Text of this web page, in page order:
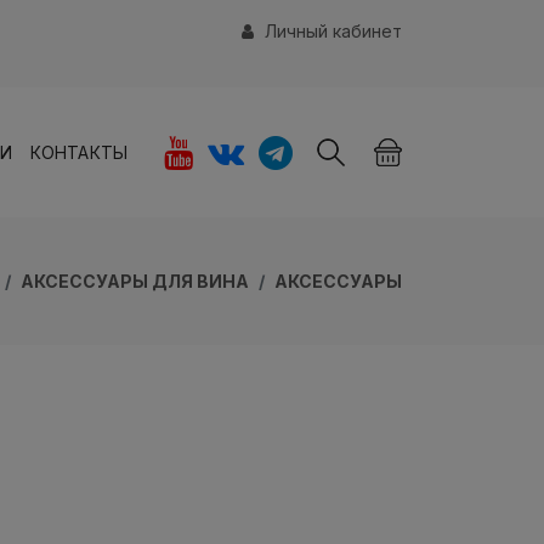
Личный кабинет
КОНТАКТЫ
АКСЕССУАРЫ ДЛЯ ВИНА АКСЕССУАРЫ